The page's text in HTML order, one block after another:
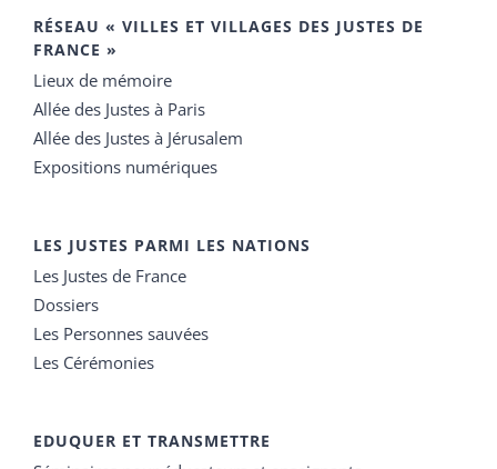
RÉSEAU « VILLES ET VILLAGES DES JUSTES DE
FRANCE »
Lieux de mémoire
Allée des Justes à Paris
Allée des Justes à Jérusalem
Expositions numériques
LES JUSTES PARMI LES NATIONS
Les Justes de France
Dossiers
Les Personnes sauvées
Les Cérémonies
EDUQUER ET TRANSMETTRE